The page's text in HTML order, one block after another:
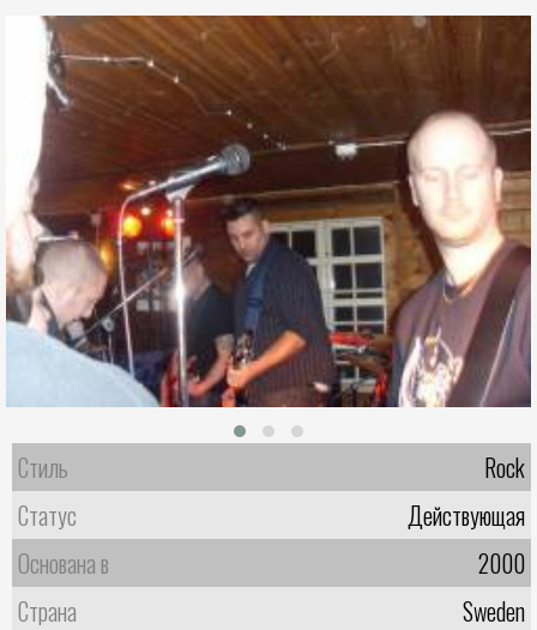
Стиль
Rock
Статус
Действующая
Основана в
2000
Страна
Sweden